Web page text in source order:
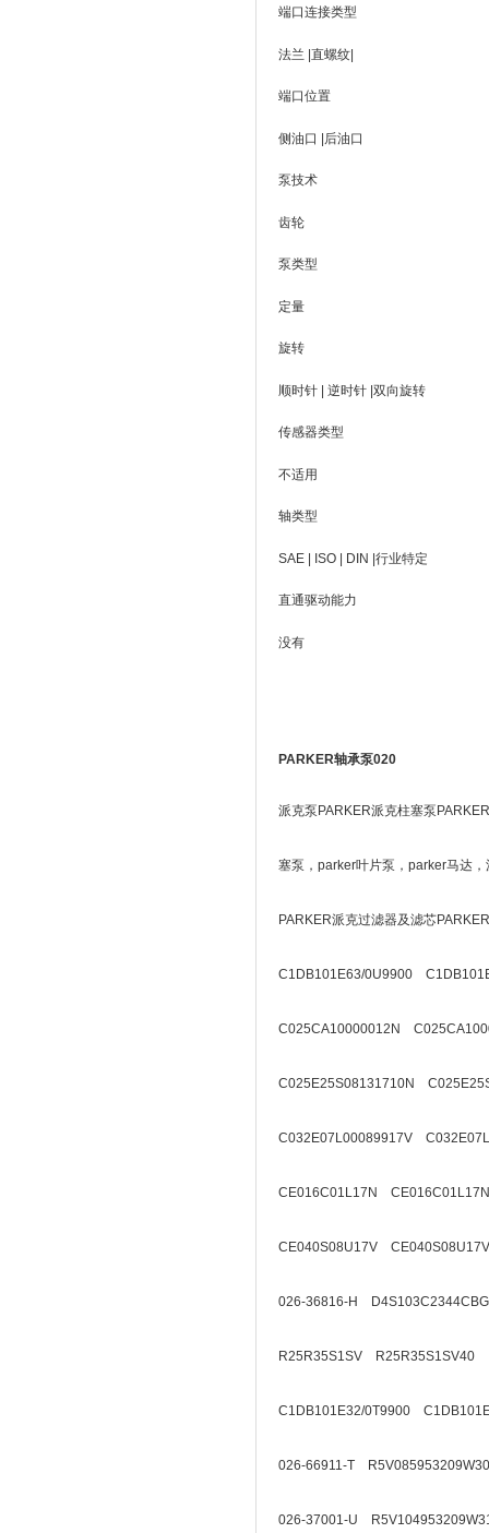
端口连接类型
法兰 |直螺纹|
端口位置
侧油口 |后油口
泵技术
齿轮
泵类型
定量
旋转
顺时针 | 逆时针 |双向旋转
传感器类型
不适用
轴类型
SAE | ISO | DIN |行业特定
直通驱动能力
没有
PARKER轴承泵020
派克泵PARKER派克柱塞泵
塞泵，parker叶片泵，parker马达
PARKER派克过滤器及滤芯
C1DB101E63/0U9900
C025CA10000012N
C025E25S08131710N
C032E07L00089917V
CE016C01L17N
CE040S08U17V
026-36816-H
R25R35S1SV R25R35S1SV40
C1DB101E32/0T9900
026-66911-T
026-37001-U